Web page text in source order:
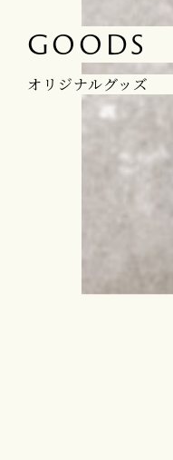
GOODS
オリジナルグッズ